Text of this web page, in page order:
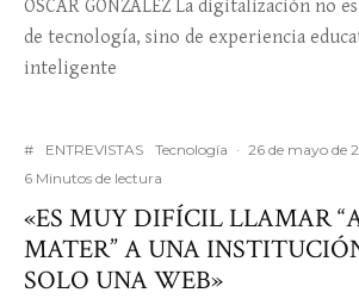
ÓSCAR GONZÁLEZ La digitalización no
de tecnología, sino de experiencia
inteligente
# ENTREVISTAS Tecnología · 26 de mayo de
6 Minutos de lectura
«ES MUY DIFÍCIL LLAMAR
MATER” A UNA
SOLO UNA WEB»